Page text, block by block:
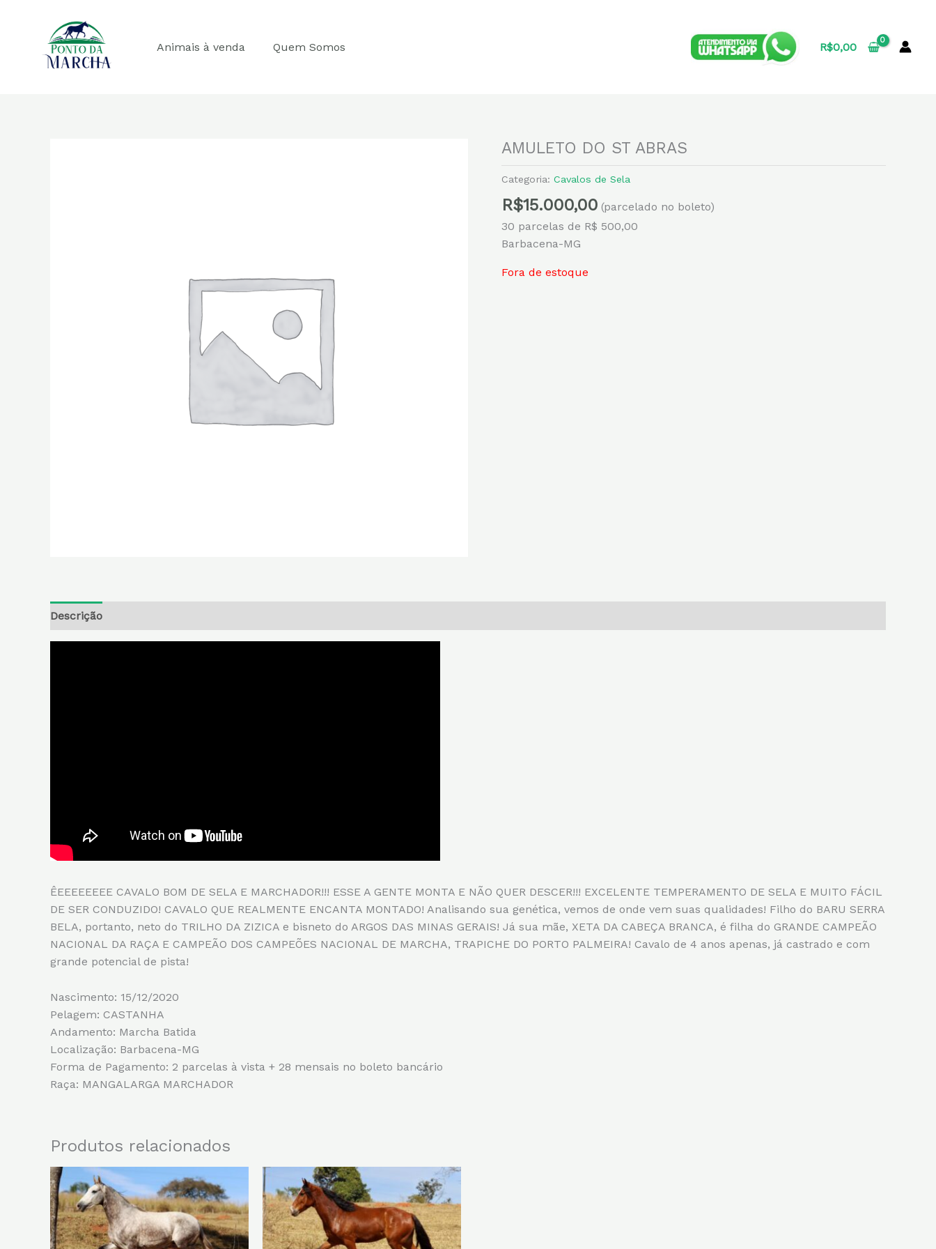
conteúdo
Animais à venda Quem Somos R$0,00
AMULETO DO ST ABRAS
Categoria: Cavalos de Sela
R$15.000,00 (parcelado no boleto)
30 parcelas de R$ 500,00
Barbacena-MG
Fora de estoque
Descrição
ÊEEEEEEEE CAVALO BOM DE SELA E MARCHADOR!!! ESSE A GENTE MONTA E NÃO QUER DESCER!!! EXCELENTE TEMPERAMENTO DE SELA E MUITO FÁCIL
DE SER CONDUZIDO! CAVALO QUE REALMENTE ENCANTA MONTADO! Analisando sua genética, vemos de onde vem suas qualidades! Filho do BARU SERRA
BELA, portanto, neto do TRILHO DA ZIZICA e bisneto do ARGOS DAS MINAS GERAIS! Já sua mãe, XETA DA CABEÇA BRANCA, é filha do GRANDE CAMPEÃO
NACIONAL DA RAÇA E CAMPEÃO DOS CAMPEÕES NACIONAL DE MARCHA, TRAPICHE DO PORTO PALMEIRA! Cavalo de 4 anos apenas, já castrado e com
grande potencial de pista!
Nascimento: 15/12/2020
Pelagem: CASTANHA
Andamento: Marcha Batida
Localização: Barbacena-MG
Forma de Pagamento: 2 parcelas à vista + 28 mensais no boleto bancário
Raça: MANGALARGA MARCHADOR
Produtos relacionados